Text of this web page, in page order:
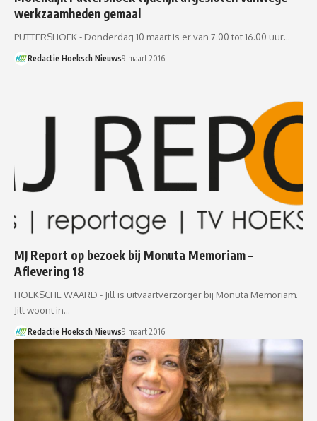
werkzaamheden gemaal
PUTTERSHOEK - Donderdag 10 maart is er van 7.00 tot 16.00 uur…
Redactie Hoeksch Nieuws9 maart 2016
MJ Report op bezoek bij Monuta Memoriam –
Aflevering 18
HOEKSCHE WAARD - Jill is uitvaartverzorger bij Monuta Memoriam.
Jill woont in…
Redactie Hoeksch Nieuws9 maart 2016